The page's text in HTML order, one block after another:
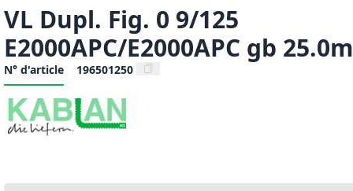
VL Dupl. Fig. 0 9/125
E2000APC/E2000APC gb 25.0m
N° d'article 196501250